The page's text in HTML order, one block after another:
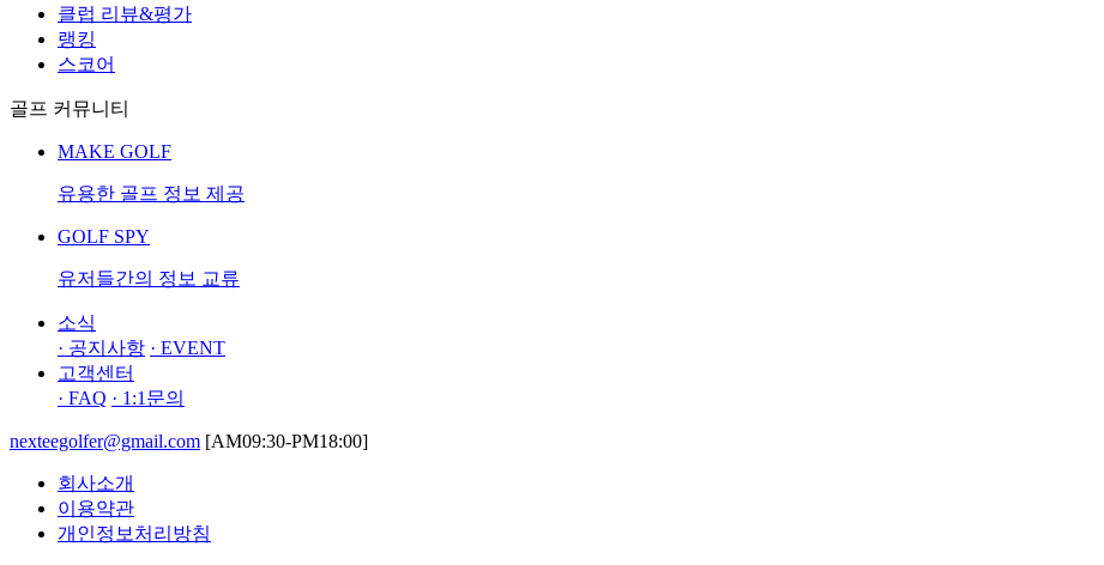
클럽 리뷰&평가
랭킹
스코어
골프 커뮤니티
MAKE GOLF
유용한 골프 정보 제공
GOLF SPY
유저들간의 정보 교류
소식
· 공지사항 · EVENT
고객센터
· FAQ · 1:1문의
nexteegolfer@gmail.com [AM09:30-PM18:00]
회사소개
이용약관
개인정보처리방침